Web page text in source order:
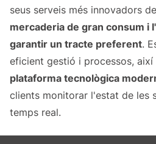
seus serveis més innovadors
mercaderia de gran consum i
garantir un tracte preferent.
eficient gestió i processos, així
plataforma tecnològica
clients monitorar l'estat de les
temps real.